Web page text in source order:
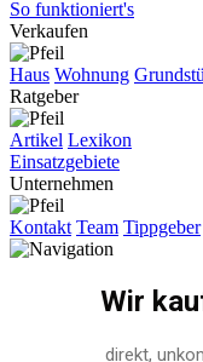
So funktioniert's
Verkaufen
Haus Wohnung
Ratgeber
Artikel Lexikon
Einsatzgebiete
Unternehmen
Kontakt Team Tippgeber